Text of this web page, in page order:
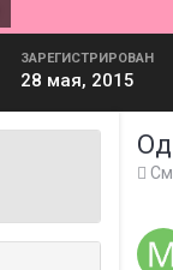
ЗАРЕГИСТРИРОВАН
28 мая, 2015